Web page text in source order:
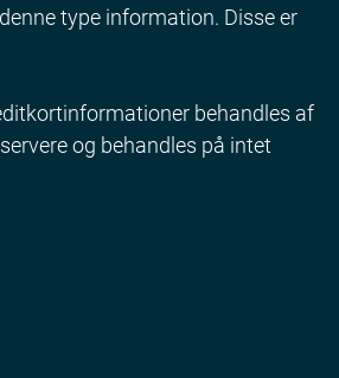
type information. Disse er
behandles af
og behandles på intet